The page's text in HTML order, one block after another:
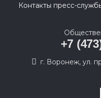
Контакты пресс-
+7
г. Воронеж, ул.